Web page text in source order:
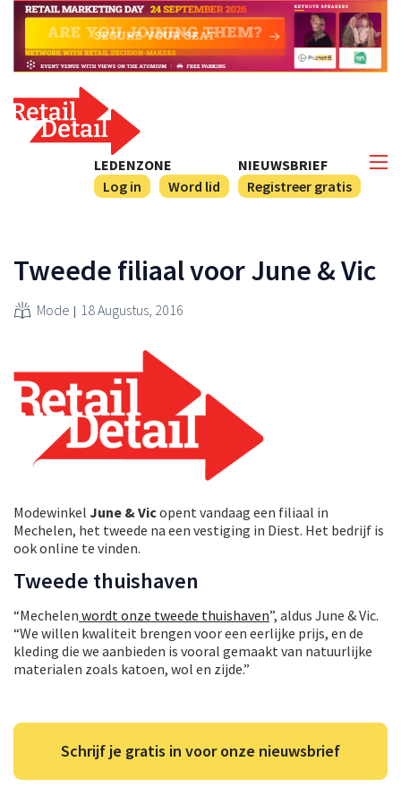
NIEUWSBRIEF
Registreer gratis
LEDENZONE
Log in
Word lid
Tweede filiaal voor June & Vic
Mode 18 Augustus, 2016
Modewinkel June & Vicopent vandaag een filiaal in
Mechelen, het tweede na een vestiging in Diest. Het bedrijf is
ook online te vinden.
Tweede thuishaven
“Mechelen wordt onze tweede thuishaven”, aldus June & Vic.
“We willen kwaliteit brengen voor een eerlijke prijs, en de
kleding die we aanbieden is vooral gemaakt van natuurlijke
materialen zoals katoen, wol en zijde.”
Schrijf je gratis in voor onze nieuwsbrief